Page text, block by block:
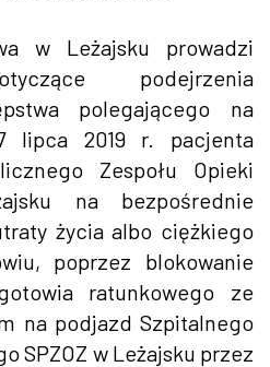
w Leżajsku prowadzi
podejrzenia
polegającego na
lipca 2019 r. pacjenta
Zespołu Opieki
na bezpośrednie
życia albo ciężkiego
poprzez blokowanie
ratunkowego ze
na podjazd Szpitalnego
SPZOZ w Leżajsku przez